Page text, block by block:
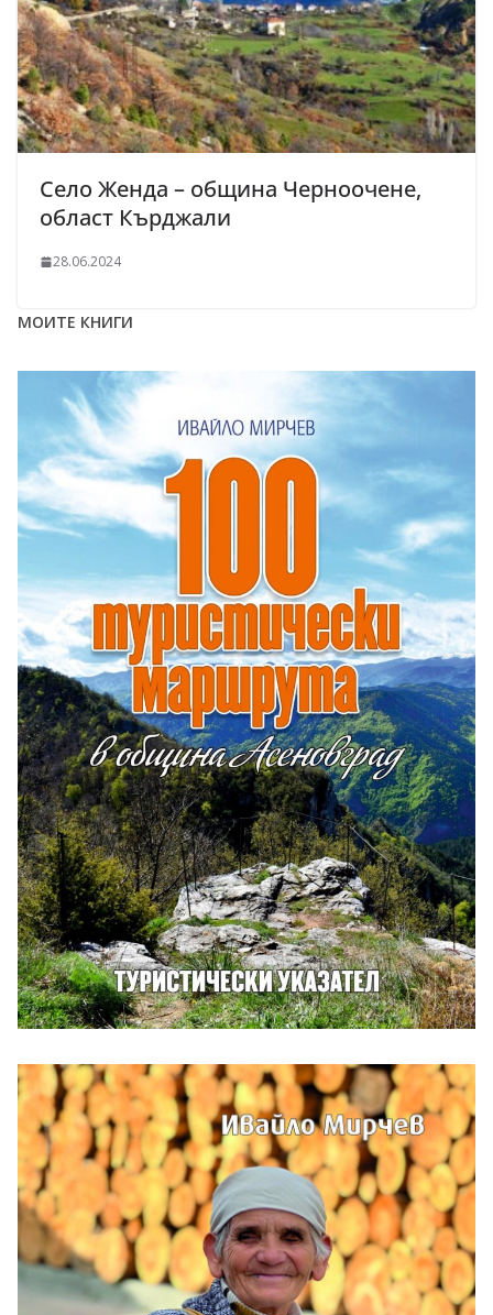
Село Женда – община Черноочене,
област Кърджали
28.06.2024
МОИТЕ КНИГИ